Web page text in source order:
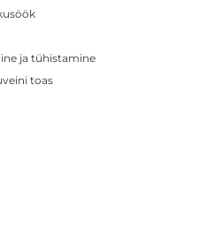
ja tühistamine
toas